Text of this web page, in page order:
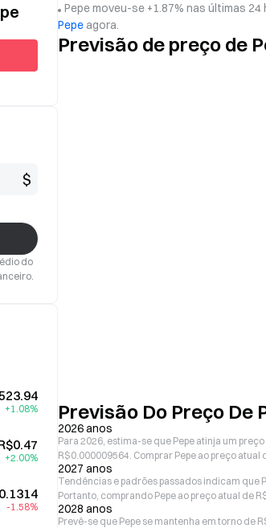
$
do
+1.08%
+2.00%
-1.58%
Pepe moveu-se +1.87% nas últimas
Pepe agora.
Previsão de preço de
Previsão Do Preço De
2026 anos
Para 2026, estima-se que Pepe atinja um
R$0.000009564. Comprar Pepe ao preço
2027 anos
Tendências e padrões passados indicam que
Portanto, comprando Pepe ao preço atual de
2028 anos
Prevê-se que Pepe se mantenha em torno de